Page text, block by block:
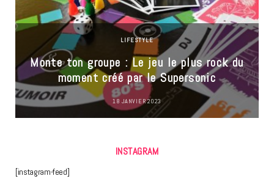
LIFESTYLE
Monte ton groupe : Le jeu le plus rock du
moment créé par le Supersonic
18 JANVIER 2023
INSTAGRAM
[instagram-feed]